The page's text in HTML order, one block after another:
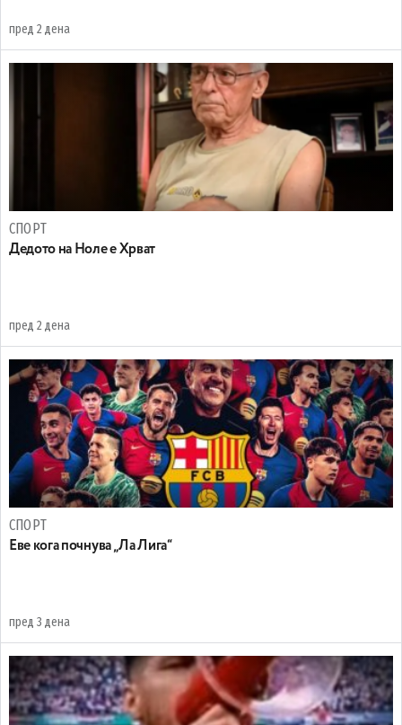
пред 2 дена
СПОРТ
Дедото на Ноле е Хрват
пред 2 дена
СПОРТ
Еве кога почнува „Ла Лига“
пред 3 дена